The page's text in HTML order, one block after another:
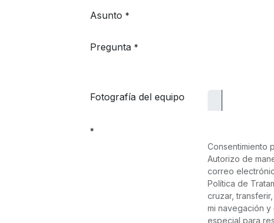
Asunto *
Pregunta *
Fotografía del equipo
*
Consentimiento
Autorizo de
correo
Política de
cruzar,
mi navegación
especial para